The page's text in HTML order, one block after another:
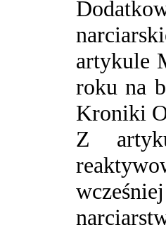
artykule
roku na
Kroniki
Z